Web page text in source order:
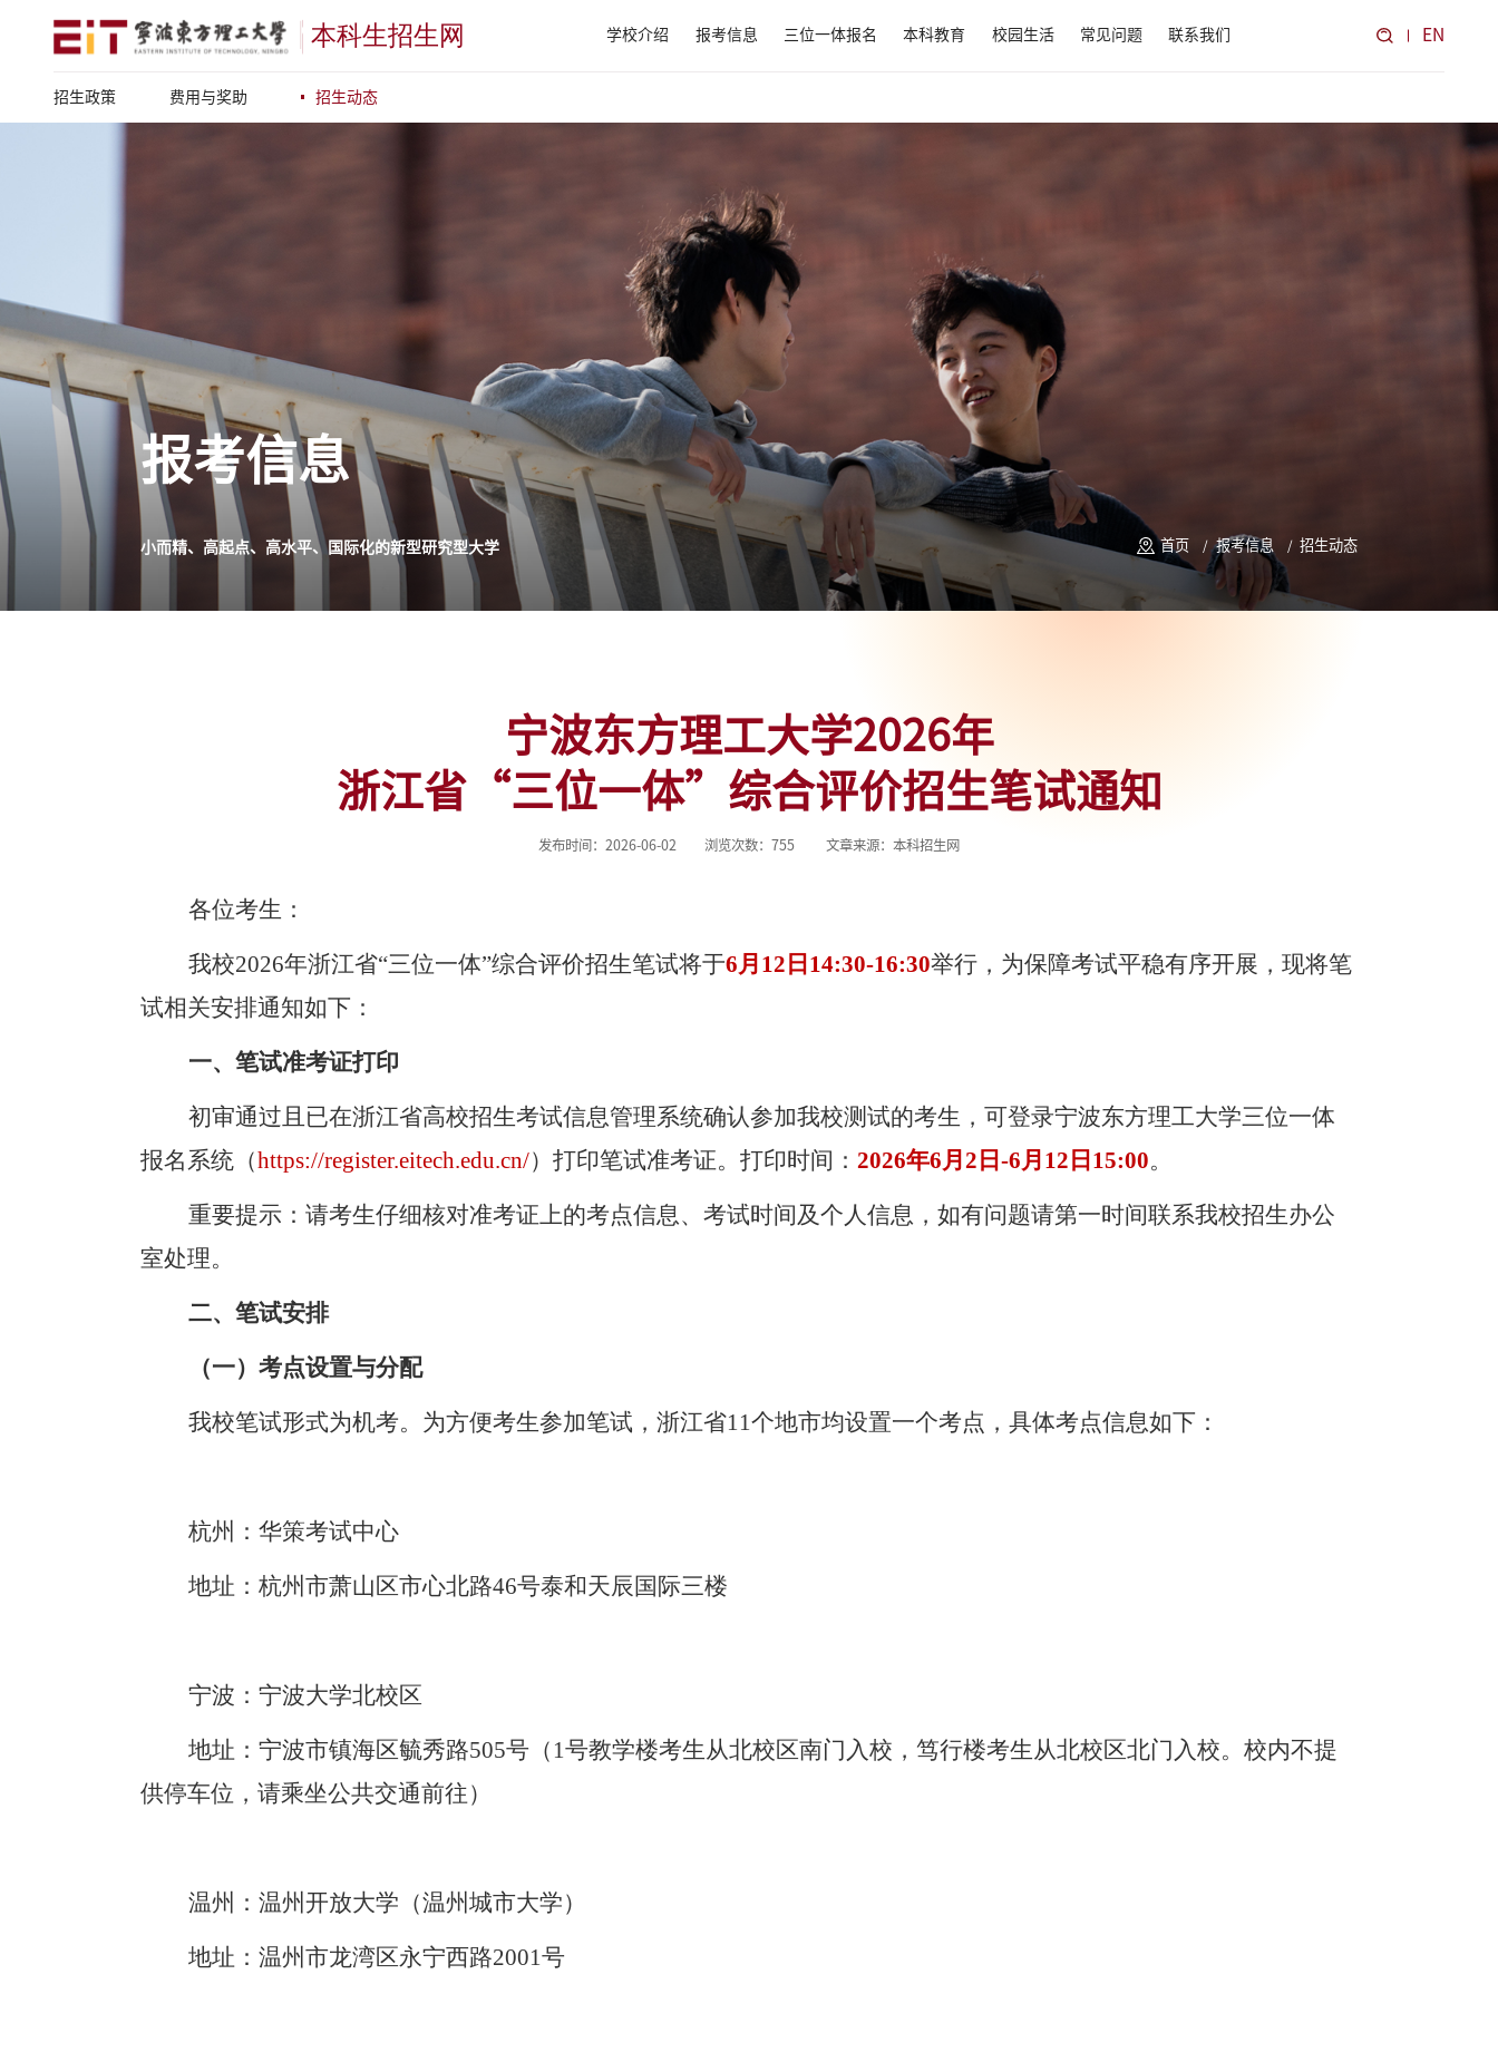
学校介绍 报考信息 三位一体报名 本科教育 校园生活 常见问题 联系我们 EN
招生政策 费用与奖助 招生动态
报考信息
小而精、高起点、高水平、国际化的新型研究型大学 首页 报考信息 招生动态
宁波东方理工大学2026年
浙江省“三位一体”综合评价招生笔试通知
发布时间：2026-06-02 浏览次数： 755 文章来源：本科招生网
各位考生：
我校2026年浙江省“三位一体”综合评价招生笔试将于6月12日 14:30-16:30举行，为保障考试平稳有序开展，现将笔
试相关安排通知如下：
一、笔试准考证打印
初审通过且已在浙江省高校招生考试信息管理系统确认参加我校测试的考生，可登录宁波东方理工大学三位一体
报名系统 （https://register.eitech.edu.cn/） 打印笔试准考证。打印时间： 2026年6月 2 日 -6月12日 15:00。
重要提示：请考生仔细核对准考证上的考点信息、考试时间及个人信息，如有问题请第一时间联系我校招生办公
室处理。
二、笔试安排
（一）考点设置与分配
我校笔试形式为机考。 为方便考生参加笔试，浙江省11个地市均设置一个考点，具体考点信息如下：
杭州：华策考试中心
地址：杭州市萧山区市心北路46号泰和天辰国际三楼
宁波：宁波大学北校区
地址：宁波市镇海区毓秀路505号（1号教学楼考生从北校区南门入校，笃行楼考生从北校区北门入校。校内不提
供停车位，请乘坐公共交通前往）
温州：温州开放大学（温州城市大学）
地址：温州市龙湾区永宁西路2001号